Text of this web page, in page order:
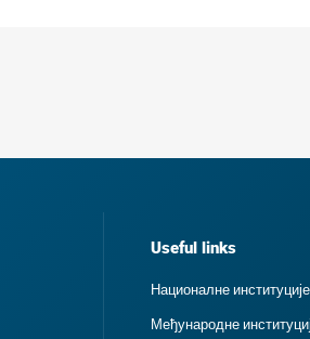
Useful links
Националне институције
Међународне